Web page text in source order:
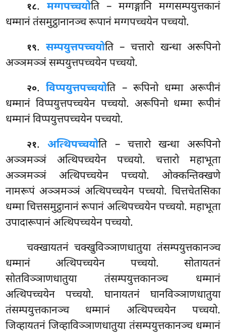
१८. मग्गपच्चयोति – मग्गङ्गानि मग्गसम्पयुत्तकानं
धम्मानं तंसमुट्ठानानञ्च रूपानं मग्गपच्चयेन पच्चयो.
१९.सम्पयुत्तपच्चयोति – चत्तारो खन्धा अरूपिनो
अञ्ञमञ्ञं सम्पयुत्तपच्चयेन पच्चयो.
२०.विप्पयुत्तपच्चयोति – रूपिनो धम्मा अरूपीनं
धम्मानं विप्पयुत्तपच्चयेन पच्चयो. अरूपिनो धम्मा रूपीनं
धम्मानं विप्पयुत्तपच्चयेन पच्चयो.
२१.अत्थिपच्चयोति – चत्तारो खन्धा अरूपिनो
अञ्ञमञ्ञं अत्थिपच्चयेन पच्चयो. चत्तारो महाभूता
अञ्ञमञ्ञं अत्थिपच्चयेन पच्चयो. ओक्कन्तिक्खणे
नामरूपं अञ्ञमञ्ञं अत्थिपच्चयेन पच्चयो. चित्तचेतसिका
धम्मा चित्तसमुट्ठानानं रूपानं अत्थिपच्चयेन पच्चयो. महाभूता
उपादारूपानं अत्थिपच्चयेन पच्चयो.
चक्खायतनं चक्खुविञ्ञाणधातुया तंसम्पयुत्तकानञ्च
धम्मानं अत्थिपच्चयेन पच्चयो. सोतायतनं
सोतविञ्ञाणधातुया तंसम्पयुत्तकानञ्च धम्मानं
अत्थिपच्चयेन पच्चयो. घानायतनं घानविञ्ञाणधातुया
तंसम्पयुत्तकानञ्च धम्मानं अत्थिपच्चयेन पच्चयो.
जिव्हायतनं जिव्हाविञ्ञाणधातुया तंसम्पयुत्तकानञ्च धम्मानं